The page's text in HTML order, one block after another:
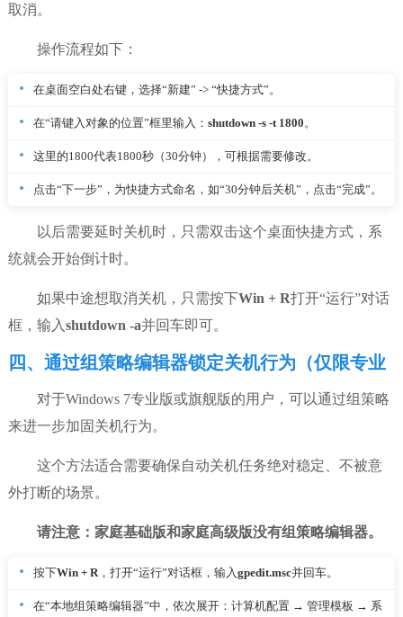
取消。
操作流程如下：
在桌面空白处右键，选择“新建” -> “快捷方式”。
在“请键入对象的位置”框里输入： shutdown -s -t 1800 。
这里的1800代表1800秒（30分钟），可根据需要修改。
点击“下一步”，为快捷方式命名，如“30分钟后关机”，点击“完成”。
以后需要延时关机时，只需双击这个桌面快捷方式，系
统就会开始倒计时。
如果中途想取消关机，只需按下Win + R打开“运行”对话
框，输入shutdown -a并回车即可。
四、通过组策略编辑器锁定关机行为（仅限专业
对于Windows 7专业版或旗舰版的用户，可以通过组策略
来进一步加固关机行为。
这个方法适合需要确保自动关机任务绝对稳定、不被意
外打断的场景。
请注意：家庭基础版和家庭高级版没有组策略编辑器。
按下Win + R ，打开“运行”对话框，输入 gpedit.msc并回车。
在“本地组策略编辑器”中，依次展开：计算机配置 → 管理模板 → 系